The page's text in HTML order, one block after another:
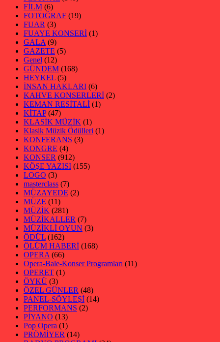
FİLM (6)
FOTOĞRAF (19)
FUAR (3)
FUAYE KONSERİ (1)
GALA (9)
GAZETE (5)
Genel (12)
GÜNDEM (168)
HEYKEL (5)
İNSAN HAKLARI (6)
KAHVE KONSERLERİ (2)
KEMAN RESİTALİ (1)
KİTAP(47)
KLASİK MÜZİK (1)
Klasik Müzik Ödülleri (1)
KONFERANS (3)
KONGRE (4)
KONSER (912)
KÖŞE YAZISI (155)
LOGO (3)
masterclass (7)
MÜZAYEDE (2)
MÜZE (11)
MÜZİK (281)
MÜZİKALLER (7)
MÜZİKLİ OYUN (3)
ÖDÜL (162)
ÖLÜM HABERİ (168)
OPERA (66)
Opera-Bale-Konser Programları (11)
OPERET (1)
ÖYKÜ (3)
ÖZEL GÜNLER (48)
PANEL-SÖYLEŞİ (14)
PERFORMANS (2)
PİYANO (13)
Pop Opera (1)
PRÖMİYER (14)